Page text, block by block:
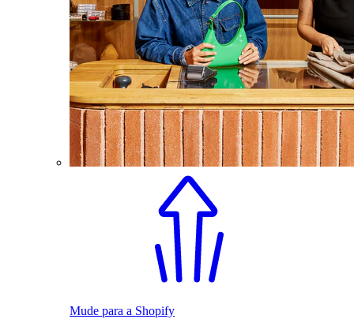
Mude para a Shopify